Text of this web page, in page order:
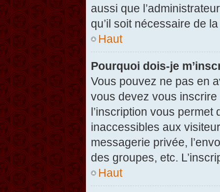
aussi que
qu’il soit nécessaire de
Haut
Pourquoi dois-je
Vous pouvez ne pas en
vous devez vous
l’inscription vous
inaccessibles aux
messagerie privée,
des groupes, etc.
Haut